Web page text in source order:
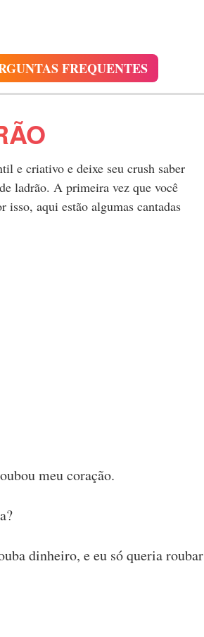
FREQUENTES
e criativo e deixe seu crush saber
ladrão. A primeira vez que você
isso, aqui estão algumas cantadas
meu coração.
dinheiro, e eu só queria roubar